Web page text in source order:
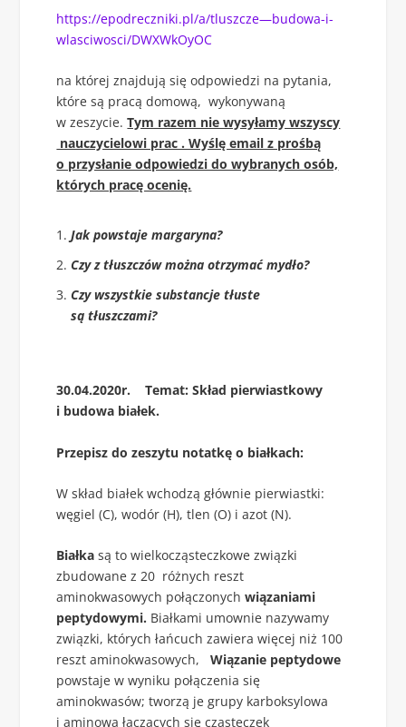
https://epodreczniki.pl/a/tluszcze—budowa-i-
wlasciwosci/DWXWkOyOC
na której znajdują się odpowiedzi na pytania,
które są pracą domową, wykonywaną
w zeszycie.Tym razem nie wysyłamy wszyscy
nauczycielowi prac . Wyślę email z prośbą
o przysłanie odpowiedzi do wybranych osób,
których pracę ocenię.
Jak powstaje margaryna?
Czy z tłuszczów można otrzymać mydło?
Czy wszystkie substancje tłuste
są tłuszczami?
30.04.2020r. Temat: Skład pierwiastkowy
i budowa białek.
Przepisz do zeszytu notatkę o białkach:
W skład białek wchodzą głównie pierwiastki:
węgiel (C), wodór (H), tlen (O) i azot (N).
Białkasą to wielkocząsteczkowe związki
zbudowane z 20 różnych reszt
aminokwasowych połączonychwiązaniami
peptydowymi. Białkami umownie nazywamy
związki, których łańcuch zawiera więcej niż 100
reszt aminokwasowych,Wiązanie peptydowe
powstaje w wyniku połączenia się
aminokwasów; tworzą je grupy karboksylowa
i aminowa łączących się cząsteczek